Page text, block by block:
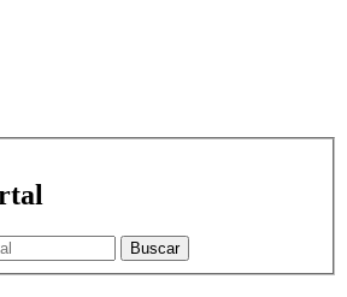
Buscar